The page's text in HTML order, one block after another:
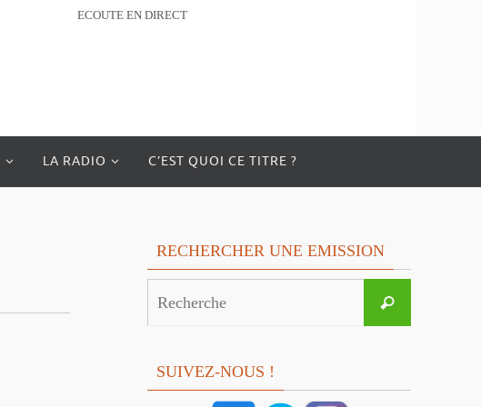
ECOUTE EN DIRECT
LA RADIO C’EST QUOI CE TITRE ?
RECHERCHER UNE EMISSION
Recherche
SUIVEZ-NOUS !